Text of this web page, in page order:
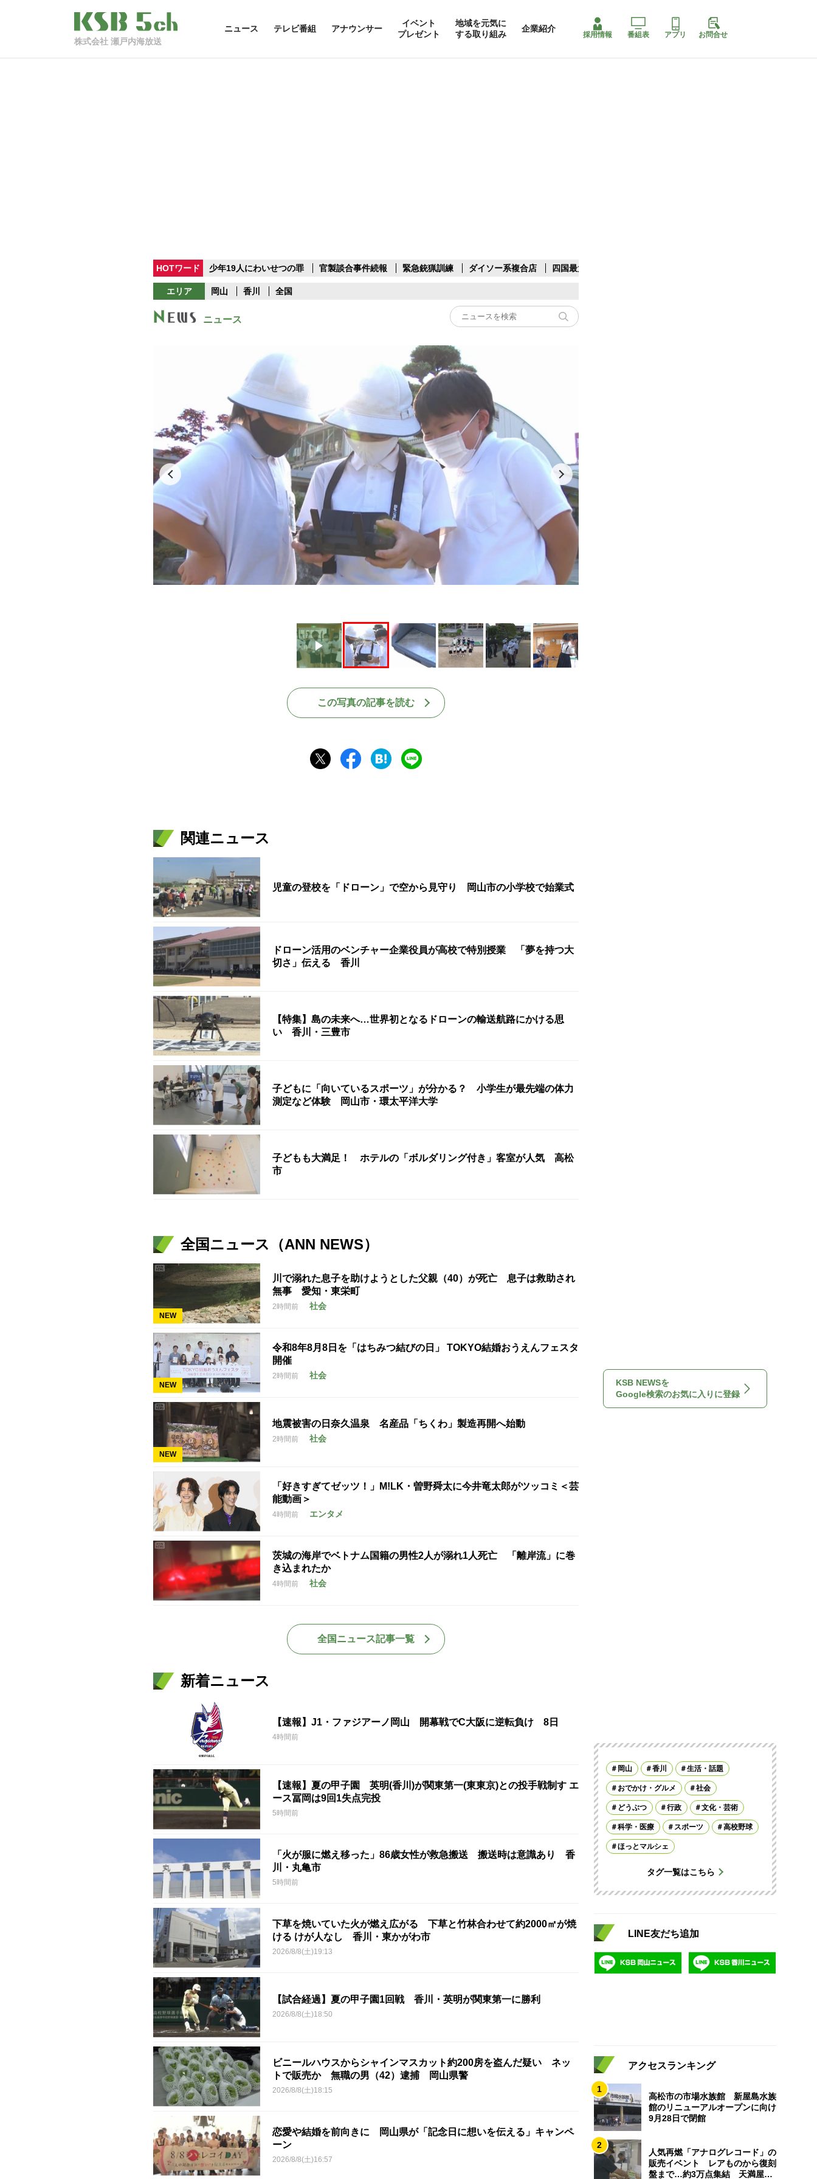
株式会社 瀬戸内海放送
ニュース テレビ番組 アナウンサー
イベント
プレゼント
地域を元気に
する取り組み
企業紹介
採用情報 番組表 アプリ お問合せ
HOTワード 少年19人にわいせつの罪 官製談合事件続報 緊急銃猟訓練 ダイソー系複合店 四国最大スリコ
エリア 岡山 香川 全国
ニュース
Play
この写真の記事を読む
関連ニュース
児童の登校を「ドローン」で空から見守り 岡山市の小学校で始業式
ドローン活用のベンチャー企業役員が高校で特別授業 「夢を持つ大
切さ」伝える 香川
【特集】島の未来へ…世界初となるドローンの輸送航路にかける思
い 香川・三豊市
子どもに「向いているスポーツ」が分かる？ 小学生が最先端の体力
測定など体験 岡山市・環太平洋大学
子どもも大満足！ ホテルの「ボルダリング付き」客室が人気 高松
市
全国ニュース（ANN NEWS）
NEW
川で溺れた息子を助けようとした父親（40）が死亡 息子は救助され
無事 愛知・東栄町
2時間前 社会
NEW
令和8年8月8日を「はちみつ結びの日」 TOKYO結婚おうえんフェスタ
開催
2時間前 社会
NEW
地震被害の日奈久温泉 名産品「ちくわ」製造再開へ始動
2時間前 社会
「好きすぎてゼッツ！」M!LK・曽野舜太に今井竜太郎がツッコミ＜芸
能動画＞
4時間前 エンタメ
茨城の海岸でベトナム国籍の男性2人が溺れ1人死亡 「離岸流」に巻
き込まれたか
4時間前 社会
全国ニュース記事一覧
新着ニュース
【速報】J1・ファジアーノ岡山 開幕戦でC大阪に逆転負け 8日
4時間前
【速報】夏の甲子園 英明(香川)が関東第一(東東京)との投手戦制す エ
ース冨岡は9回1失点完投
5時間前
「火が服に燃え移った」86歳女性が救急搬送 搬送時は意識あり 香
川・丸亀市
5時間前
下草を焼いていた火が燃え広がる 下草と竹林合わせて約2000㎡が焼
ける けが人なし 香川・東かがわ市
2026/8/8(土)19:13
【試合経過】夏の甲子園1回戦 香川・英明が関東第一に勝利
2026/8/8(土)18:50
ビニールハウスからシャインマスカット約200房を盗んだ疑い ネッ
トで販売か 無職の男（42）逮捕 岡山県警
2026/8/8(土)18:15
恋愛や結婚を前向きに 岡山県が「記念日に想いを伝える」キャンペ
ーン
2026/8/8(土)16:57
KSB NEWSを
Google検索のお気に入りに登録
岡山 香川 生活・話題
おでかけ・グルメ 社会
どうぶつ 行政 文化・芸術
科学・医療 スポーツ 高校野球
ほっとマルシェ
タグ一覧はこちら
LINE友だち追加
アクセスランキング
1
高松市の市場水族館 新屋島水族
館のリニューアルオープンに向け
9月28日で閉館
2
人気再燃「アナログレコード」の
販売イベント レアものから復刻
盤まで…約3万点集結 天満屋岡